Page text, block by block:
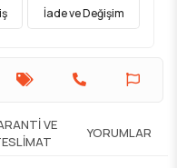
İade ve Değişim
VE
YORUMLAR